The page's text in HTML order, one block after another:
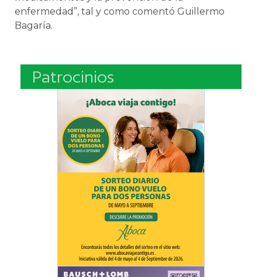
enfermedad”, tal y como comentó Guillermo
Bagaría.
Patrocinios